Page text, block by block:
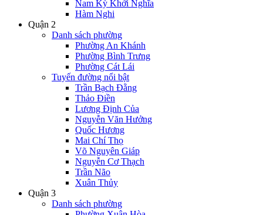
Nam Kỳ Khởi Nghĩa
Hàm Nghi
Quận 2
Danh sách phường
Phường An Khánh
Phường Bình Trưng
Phường Cát Lái
Tuyến đường nổi bật
Trần Bạch Đằng
Thảo Điền
Lương Định Của
Nguyễn Văn Hưởng
Quốc Hương
Mai Chí Thọ
Võ Nguyên Giáp
Nguyễn Cơ Thạch
Trần Não
Xuân Thủy
Quận 3
Danh sách phường